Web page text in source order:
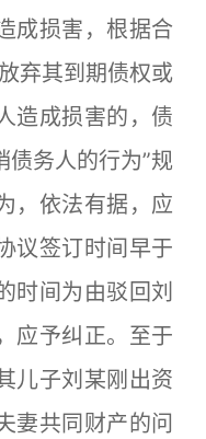
成损害，根据合
弃其到期债权或
造成损害的，债
务人的行为”规
，依法有据，应
议签订时间早于
时间为由驳回刘
应予纠正。至于
儿子刘某刚出资
妻共同财产的问